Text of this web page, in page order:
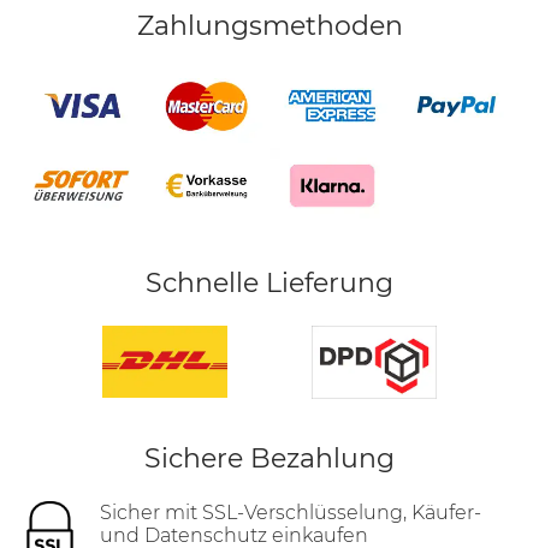
Zahlungsmethoden
Schnelle Lieferung
Sichere Bezahlung
Sicher mit SSL-Verschlüsselung, Käufer-
und Datenschutz einkaufen